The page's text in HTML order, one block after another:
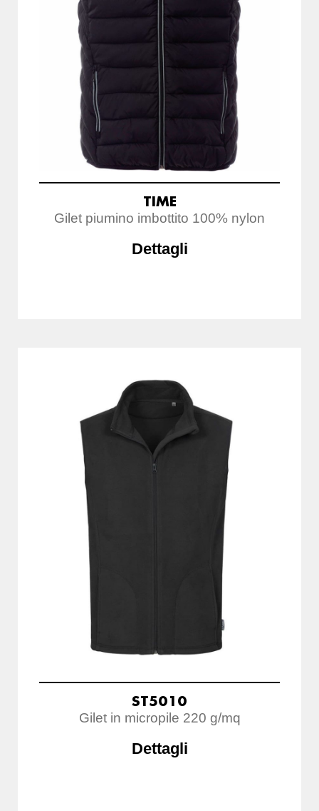
TIME
Gilet piumino imbottito 100% nylon
Dettagli
ST5010
Gilet in micropile 220 g/mq
Dettagli